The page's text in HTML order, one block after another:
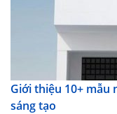
Giới thiệu 10+ mẫu
sáng tạo